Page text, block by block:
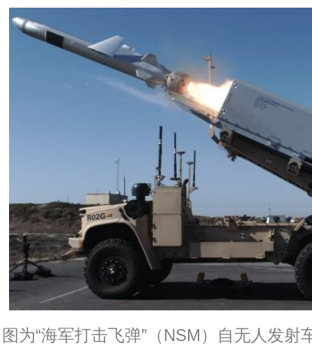
图为“海军打击飞弹”（NSM）自无人发射